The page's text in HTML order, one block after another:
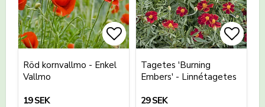
Lägg till i favoritlistan
Lägg till i favoritlistan
Röd kornvallmo - Enkel
Vallmo
19 SEK
Tagetes 'Burning
Embers' - Linnétagetes
29 SEK